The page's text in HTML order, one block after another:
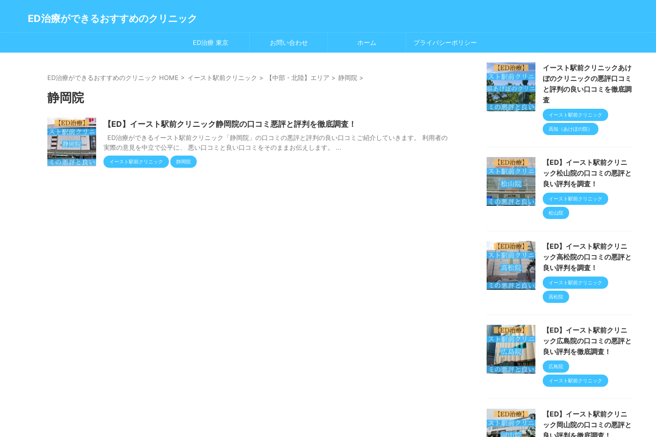
ED治療ができるおすすめのクリニック
ED治療 東京 お問い合わせ ホーム プライバシーポリシー
ED治療ができるおすすめのクリニック HOME > イースト駅前クリニック > 【中部・北陸】エリア > 静岡院 >
静岡院
【ED】イースト駅前クリニック静岡院の口コミ悪評と評判を徹底調査！
ED治療ができるイースト駅前クリニック「静岡院」の口コミの悪評と評判の良い口コミご紹介していきます。 利用者の
実際の意見を中立で公平に、 悪い口コミと良い口コミをそのままお伝えします。 ...
イースト駅前クリニック 静岡院
イースト駅前クリニックあけ
ぼのクリニックの悪評口コミ
と評判の良い口コミを徹底調
査
イースト駅前クリニック
高知（あけぼの院）
【ED】イースト駅前クリニ
ック松山院の口コミの悪評と
良い評判を調査！
イースト駅前クリニック
松山院
【ED】イースト駅前クリニ
ック高松院の口コミの悪評と
良い評判を調査！
イースト駅前クリニック
高松院
【ED】イースト駅前クリニ
ック広島院の口コミの悪評と
良い評判を徹底調査！
広島院
イースト駅前クリニック
【ED】イースト駅前クリニ
ック岡山院の口コミの悪評と
良い評判を徹底調査！